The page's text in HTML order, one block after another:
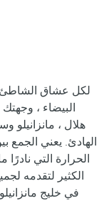
لكل عشاق الشاطئ
البيضاء ،
هلال ، مانزانيلو
الكثير لتقدمه
في خليج